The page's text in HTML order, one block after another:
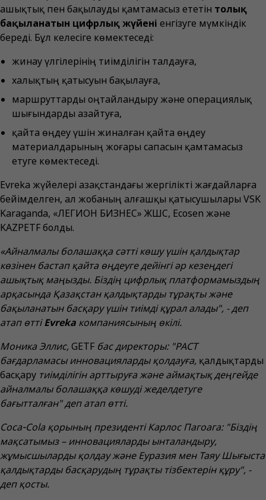
ашықтық пен бақылауды қамтамасыз ететін толық
бақыланатын цифрлық жүйені енгізуге мүмкіндік
береді. Бұл келесіге көмектеседі:
жинау үлгілерінің тиімділігін талдауға,
халықтың қатысуын бақылауға,
маршруттарды оңтайландыру және операциялық
шығындарды азайтуға,
қайта өңдеу үшін жиналған қайта өңдеу
материалдарының жоғары сапасын қамтамасыз
етуге көмектеседі.
Evreka жүйелері Қазақстандағы жергілікті жағдайларға
бейімделген, ал жобаның алғашқы қатысушылары VSK
Karaganda, «ЛЕГИОН БИЗНЕС» ЖШС, Ecosen және
KAZPETF болды.
«Айналмалы болашаққа сәтті көшу үшін қалдықтар
көзінен бастап қайта өңдеуге дейінгі әр кезеңдегі
ашықтық маңызды. Біздің цифрлық платформамыздың
арқасында Қазақстан қалдықтарды тұрақты және
бақыланатын басқару үшін тиімді құрал алады", - деп
атап өттіEvreka компаниясының өкілі.
Моника Эллис,GETF бас директоры: "PACT
бағдарламасы инновацияларды қолдауға, қалдықтарды
басқару тиімділігін арттыруға және аймақтық деңгейде
айналмалы болашаққа көшуді жеделдетуге
бағытталған" деп атап өтті.
Coca‑Cola қорының президенті Карлос Пагоага: "Біздің
мақсатымыз – инновацияларды ынталандыру,
жұмысшыларды қолдау және Еуразия мен Таяу Шығыста
қалдықтарды басқарудың тұрақты тізбектерін құру", -
деп қосты.